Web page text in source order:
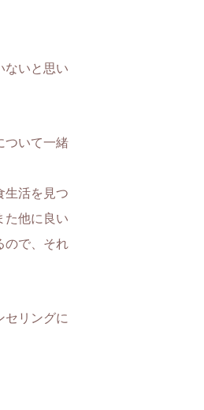
ないと思い
ついて一緒
生活を見つ
た他に良い
ので、それ
セリングに